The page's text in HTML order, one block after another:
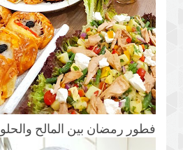
فطور رمضان بين المالح والحلو